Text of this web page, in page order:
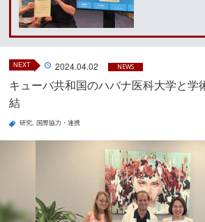
NEXT 2024.04.02 NEWS
キューバ共和国のハバナ医科大学と学
結
研究 国際協力・連携